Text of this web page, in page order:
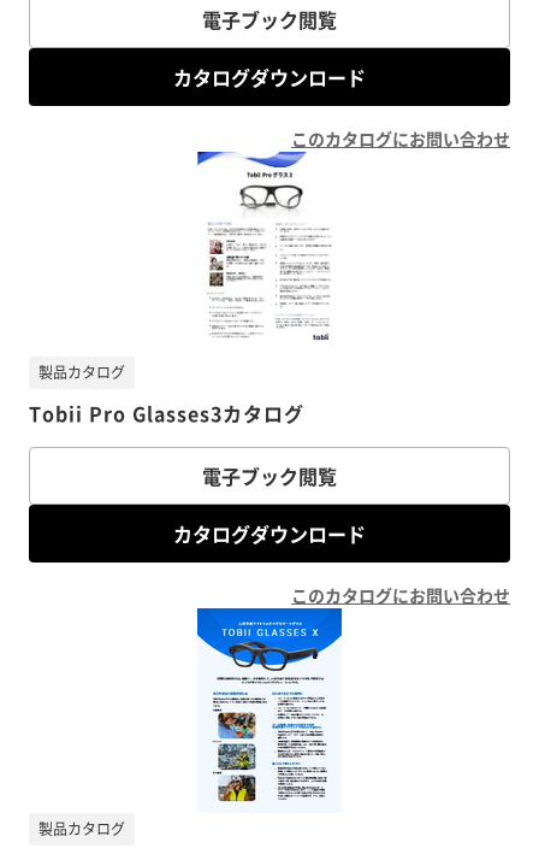
電子ブック閲覧
カタログダウンロード
このカタログにお問い合わせ
Tobii Pro Glasses3カタログ
製品カタログ
電子ブック閲覧
カタログダウンロード
このカタログにお問い合わせ
製品カタログ